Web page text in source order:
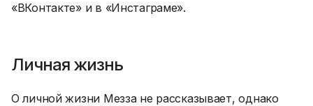
«ВКонтакте» и в «Инстаграме».
Личная жизнь
О личной жизни Мезза не рассказывает, однако